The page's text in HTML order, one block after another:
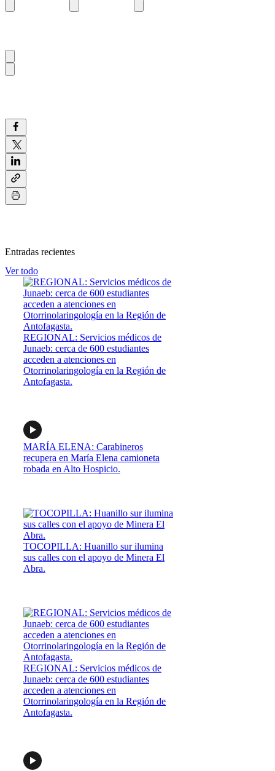
Entradas recientes
Ver todo
REGIONAL: Servicios médicos de
Junaeb: cerca de 600 estudiantes
acceden a atenciones en
Otorrinolaringología en la Región de
Antofagasta.
MARÍA ELENA: Carabineros
recupera en María Elena camioneta
robada en Alto Hospicio.
TOCOPILLA: Huanillo sur ilumina
sus calles con el apoyo de Minera El
Abra.
REGIONAL: Servicios médicos de
Junaeb: cerca de 600 estudiantes
acceden a atenciones en
Otorrinolaringología en la Región de
Antofagasta.